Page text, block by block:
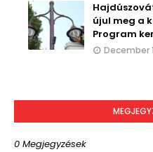
újul meg a
Program
December
0 Megjegyzések